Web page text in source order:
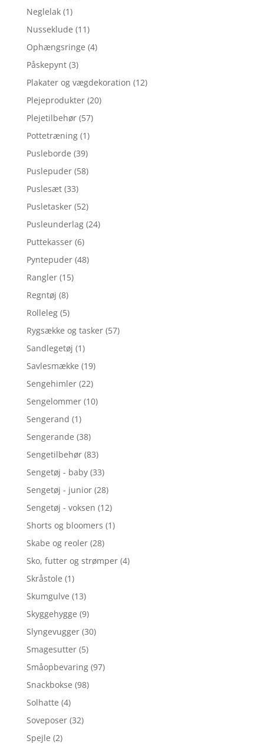
Neglelak (1)
Nusseklude (11)
Ophængsringe (4)
Påskepynt (3)
Plakater og vægdekoration (12)
Plejeprodukter (20)
Plejetilbehør (57)
Pottetræning (1)
Pusleborde (39)
Puslepuder (58)
Puslesæt (33)
Pusletasker (52)
Pusleunderlag (24)
Puttekasser (6)
Pyntepuder (48)
Rangler (15)
Regntøj (8)
Rolleleg (5)
Rygsække og tasker (57)
Sandlegetøj (1)
Savlesmække (19)
Sengehimler (22)
Sengelommer (10)
Sengerand (1)
Sengerande (38)
Sengetilbehør (83)
Sengetøj - baby (33)
Sengetøj - junior (28)
Sengetøj - voksen (12)
Shorts og bloomers (1)
Skabe og reoler (28)
Sko, futter og strømper (4)
Skråstole (1)
Skumgulve (13)
Skyggehygge (9)
Slyngevugger (30)
Smagesutter (5)
Småopbevaring (97)
Snackbokse (98)
Solhatte (4)
Soveposer (32)
Spejle (2)